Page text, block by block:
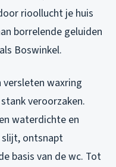
rioollucht je huis
borrelende geluiden
Boswinkel.
waxring
veroorzaken.
waterdichte en
slijt, ontsnapt
basis van de wc. Tot